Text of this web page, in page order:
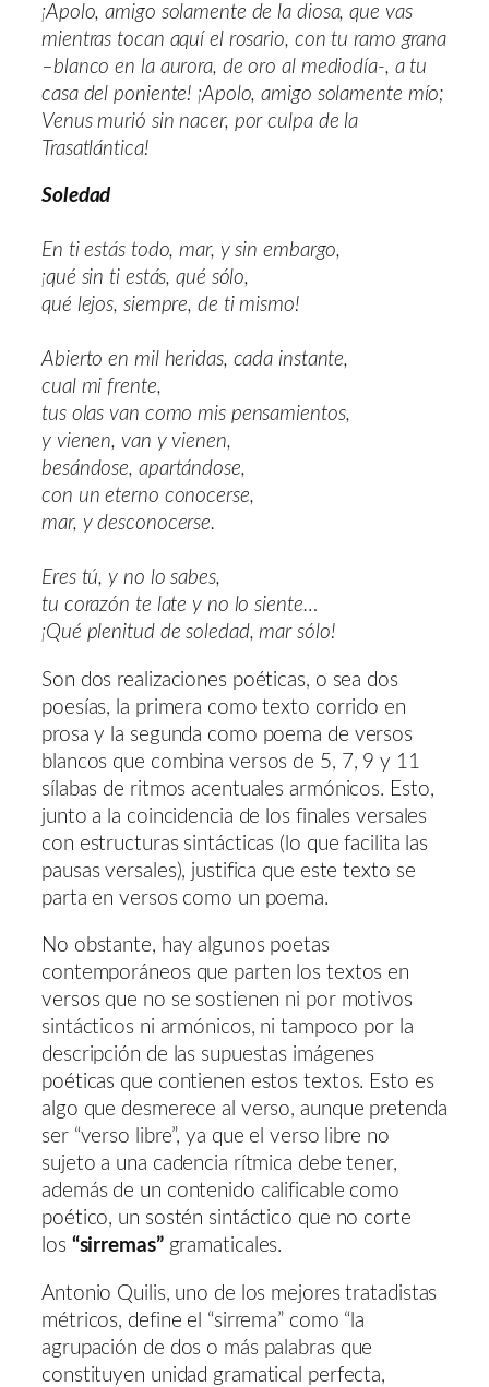
¡Apolo, amigo solamente de la diosa, que vas
mientras tocan aquí el rosario, con tu ramo grana
–blanco en la aurora, de oro al mediodía-, a tu
casa del poniente! ¡Apolo, amigo solamente mío;
Venus murió sin nacer, por culpa de la
Trasatlántica!
Soledad
En ti estás todo, mar, y sin embargo,
¡qué sin ti estás, qué sólo,
qué lejos, siempre, de ti mismo!
Abierto en mil heridas, cada instante,
cual mi frente,
tus olas van como mis pensamientos,
y vienen, van y vienen,
besándose, apartándose,
con un eterno conocerse,
mar, y desconocerse.
Eres tú, y no lo sabes,
tu corazón te late y no lo siente…
¡Qué plenitud de soledad, mar sólo!
Son dos realizaciones poéticas, o sea dos
poesías, la primera como texto corrido en
prosa y la segunda como poema de versos
blancos que combina versos de 5, 7, 9 y 11
sílabas de ritmos acentuales armónicos. Esto,
junto a la coincidencia de los finales versales
con estructuras sintácticas (lo que facilita las
pausas versales), justifica que este texto se
parta en versos como un poema.
No obstante, hay algunos poetas
contemporáneos que parten los textos en
versos que no se sostienen ni por motivos
sintácticos ni armónicos, ni tampoco por la
descripción de las supuestas imágenes
poéticas que contienen estos textos. Esto es
algo que desmerece al verso, aunque pretenda
ser “verso libre”, ya que el verso libre no
sujeto a una cadencia rítmica debe tener,
además de un contenido calificable como
poético, un sostén sintáctico que no corte
los “sirremas”gramaticales.
Antonio Quilis, uno de los mejores tratadistas
métricos, define el “sirrema” como “la
agrupación de dos o más palabras que
constituyen unidad gramatical perfecta,